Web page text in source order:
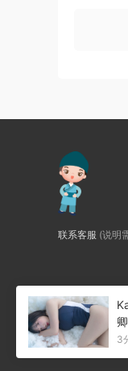
联系客服 (说明
B
3